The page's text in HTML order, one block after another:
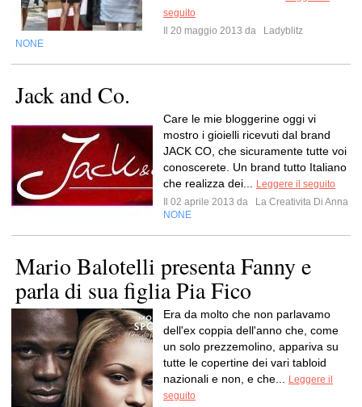
seguito
Il 20 maggio 2013 da
Ladyblitz
NONE
Jack and Co.
Care le mie bloggerine oggi vi
mostro i gioielli ricevuti dal brand
JACK CO, che sicuramente tutte voi
conoscerete. Un brand tutto Italiano
che realizza dei...
Leggere il seguito
Il 02 aprile 2013 da
La Creativita Di Anna
NONE
Mario Balotelli presenta Fanny e
parla di sua figlia Pia Fico
Era da molto che non parlavamo
dell'ex coppia dell'anno che, come
un solo prezzemolino, appariva su
tutte le copertine dei vari tabloid
nazionali e non, e che...
Leggere il
seguito